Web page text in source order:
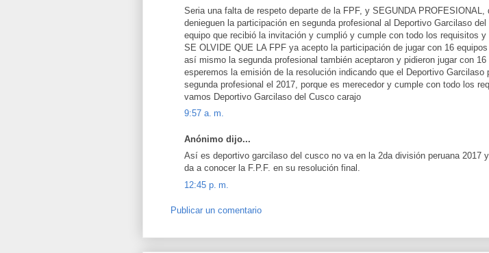
Seria una falta de respeto departe de la FPF, y SEGUNDA PROFESIONAL,
denieguen la participación en segunda profesional al Deportivo Garcilaso del
equipo que recibió la invitación y cumplió y cumple con todo los requisitos y
SE OLVIDE QUE LA FPF ya acepto la participación de jugar con 16 equipos
así mismo la segunda profesional también aceptaron y pidieron jugar con 16
esperemos la emisión de la resolución indicando que el Deportivo Garcilaso
segunda profesional el 2017, porque es merecedor y cumple con todo los
vamos Deportivo Garcilaso del Cusco carajo
9:57 a. m.
Anónimo dijo...
Así es deportivo garcilaso del cusco no va en la 2da división peruana 2017
da a conocer la F.P.F. en su resolución final.
12:45 p. m.
Publicar un comentario